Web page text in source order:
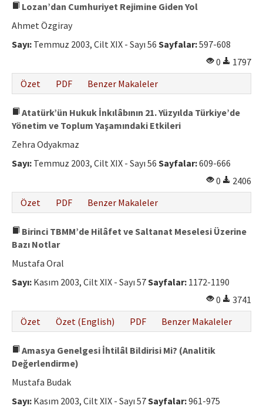
Lozan’dan Cumhuriyet Rejimine Giden Yol
Ahmet Özgiray
Sayı: Temmuz 2003, Cilt XIX - Sayı 56 Sayfalar:597-608
0
1797
Özet
PDF Benzer Makaleler
Atatürk’ün Hukuk İnkılâbının 21. Yüzyılda Türkiye’de
Yönetim ve Toplum Yaşamındaki Etkileri
Zehra Odyakmaz
Sayı: Temmuz 2003, Cilt XIX - Sayı 56 Sayfalar:609-666
0
2406
Özet
PDF Benzer Makaleler
Birinci TBMM’de Hilâfet ve Saltanat Meselesi Üzerine
Bazı Notlar
Mustafa Oral
Sayı: Kasım 2003, Cilt XIX - Sayı 57Sayfalar: 1172-1190
0
3741
Özet
Özet (English) PDF Benzer Makaleler
Amasya Genelgesi İhtilâl Bildirisi Mi? (Analitik
Değerlendirme)
Mustafa Budak
Sayı: Kasım 2003, Cilt XIX - Sayı 57Sayfalar:961-975